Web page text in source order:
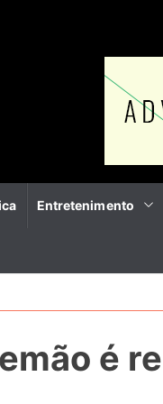
Entretenimento
é